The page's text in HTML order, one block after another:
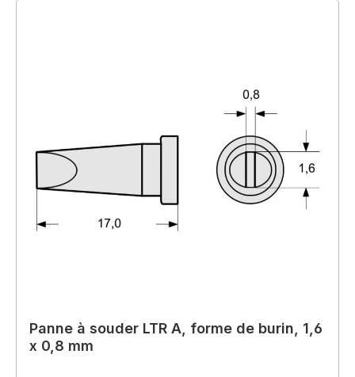
Panne à souder LTR A, forme de burin, 1,6
x 0,8 mm